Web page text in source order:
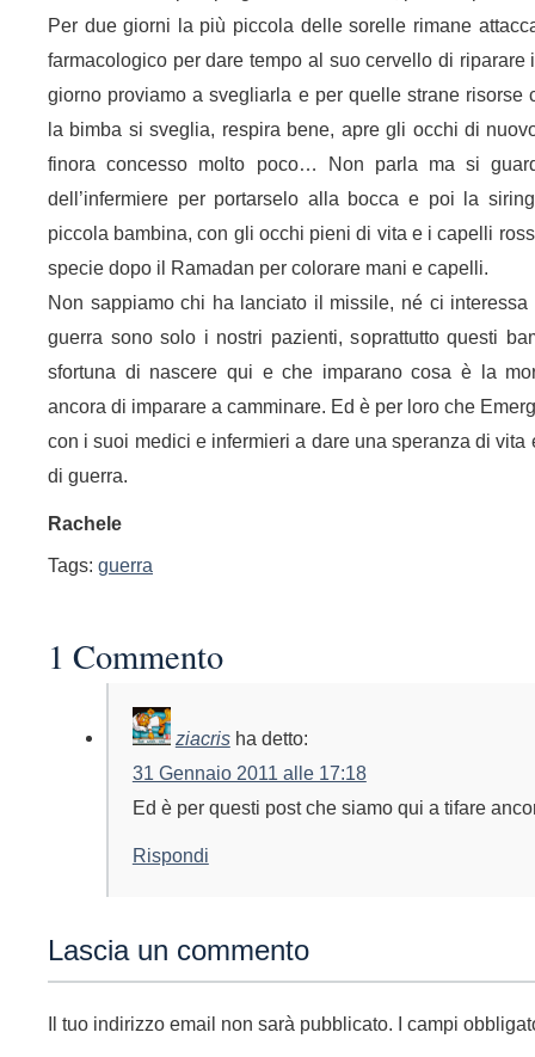
Per due giorni la più piccola delle sorelle rimane
farmacologico per dare tempo al suo cervello di riparare
giorno proviamo a svegliarla e per quelle strane risorse
la bimba si sveglia, respira bene, apre gli occhi di
finora concesso molto poco… Non parla ma si
dell’infermiere per portarselo alla bocca e poi la
piccola bambina, con gli occhi pieni di vita e i capelli
specie dopo il Ramadan per colorare mani e capelli.
Non sappiamo chi ha lanciato il missile, né ci
guerra sono solo i nostri pazienti, soprattutto questi
sfortuna di nascere qui e che imparano cosa è la
ancora di imparare a camminare. Ed è per loro che
con i suoi medici e infermieri a dare una speranza di vita
di guerra.
Rachele
Tags: guerra
1 Commento
ziacris ha detto:
31 Gennaio 2011 alle 17:18
Ed è per questi post che siamo qui a tifare
Rispondi
Lascia un commento
Il tuo indirizzo email non sarà pubblicato. I campi